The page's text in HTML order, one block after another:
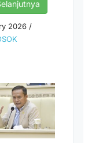
2026 /